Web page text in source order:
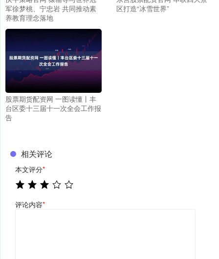
军徐梦桃、宁忠岩 共同推动素
养教育理念落地
区打造“冰雪世界”
股票期货配资网 一图读懂丨丰
台区委十三届十一次全会工作报
告
相关评论
本文评分*
评论内容*